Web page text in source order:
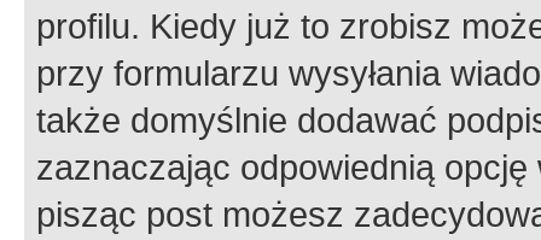
profilu. Kiedy już to zrobisz
przy formularzu wysyłania
także domyślnie dodawać
zaznaczając odpowiednią
pisząc post możesz